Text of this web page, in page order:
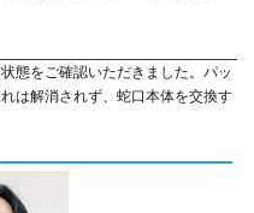
態をご確認いただきました。パッ
は解消されず、蛇口本体を交換す